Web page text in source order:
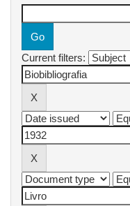
Current filters: